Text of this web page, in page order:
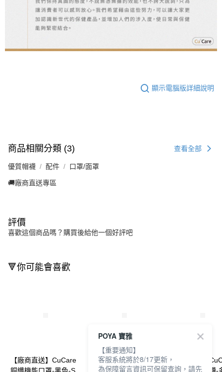
顯示電腦版詳細說明
商品相關分類 (3) 查看全部
優質帽襪 配件 口罩/面罩
🚚廠商直送專區
評價
喜歡這個商品嗎？購買後給他一個好評吧
🔻你可能會喜歡
【廠商直送】CuCare
【廠商直送】CuCare
【廠商直送】
POYA 寶雅
【重要通知】
客服系統將於8/17更新，
為保障留言資訊可保留查詢，請先